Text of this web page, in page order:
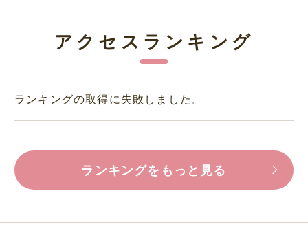
アクセスランキング
ランキングの取得に失敗しました。
ランキングをもっと見る